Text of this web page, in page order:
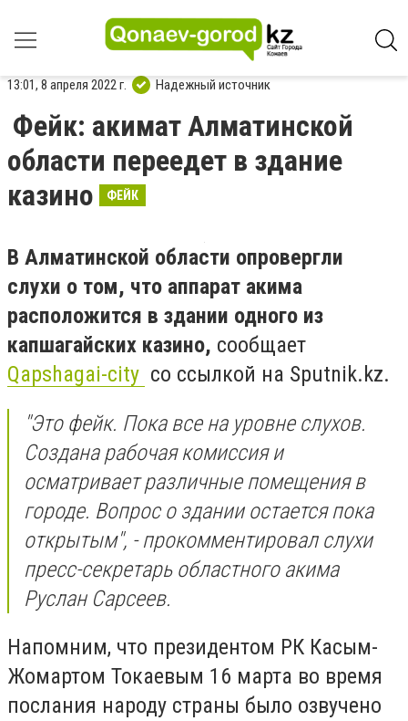
13:01, 8 апреля 2022 г. Надежный источник
Фейк: акимат Алматинской
области переедет в здание
казино
ФЕЙК
В Алматинской области опровергли
слухи о том, что аппарат акима
расположится в здании одного из
капшагайских казино, сообщает
Qapshagai-city со ссылкой на Sputnik.kz.
"Это фейк. Пока все на уровне слухов.
Создана рабочая комиссия и
осматривает различные помещения в
городе. Вопрос о здании остается пока
открытым", - прокомментировал слухи
пресс-секретарь областного акима
Руслан Сарсеев.
Напомним, что президентом РК Касым-
Жомартом Токаевым 16 марта во время
послания народу страны было озвучено